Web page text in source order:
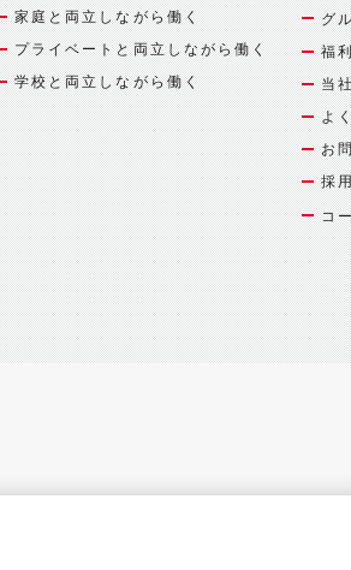
家庭と両立しながら働く
プライベートと両立しながら働く
学校と両立しながら働く
グ
福
当
よ
お
採
コ